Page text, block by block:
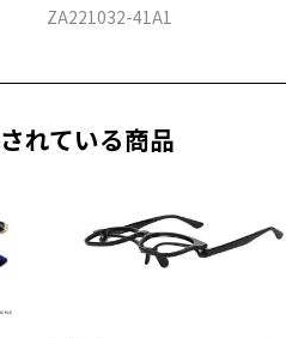
チメント込みの重さ
無料
見る
測定いただけます（無料）。
ドしてお使いください。
ンロード
ZA221032-41A1
れている商品